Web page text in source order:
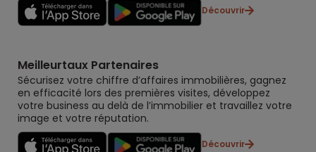
Découvrir
Meilleurtaux Partenaires
Sécurisez votre chiffre d’affaires immobilières, gagnez
en efficacité lors des premières visites, développez
votre business au delà de l’immobilier et travaillez votre
image et votre réputation.
Découvrir